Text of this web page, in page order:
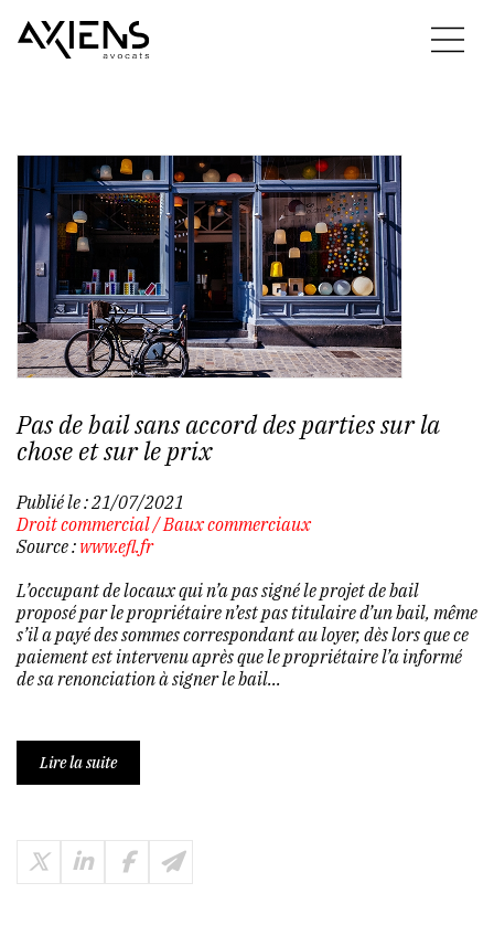
Pas de bail sans accord des parties sur la
chose et sur le prix
Publié le :21/07/2021
Droit commercial/Baux commerciaux
Source : www.efl.fr
L’occupant de locaux qui n’a pas signé le projet de bail
proposé par le propriétaire n’est pas titulaire d’un bail, même
s’il a payé des sommes correspondant au loyer, dès lors que ce
paiement est intervenu après que le propriétaire l’a informé
de sa renonciation à signer le bail...
Lire la suite